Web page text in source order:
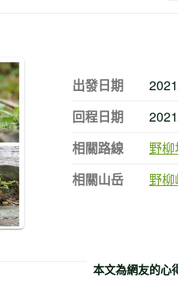
出發日期
回程日期
相關路線
野
相關山岳
野
本文為網友的心